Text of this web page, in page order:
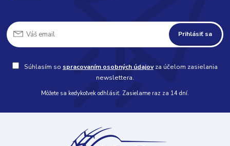
Prihlásiť sa
Súhlasím so spracovaním osobných údajovza účelom zasielania
newslettera.
Môžete sa kedykoľvek odhlásiť. Zasielame raz za 14 dní.